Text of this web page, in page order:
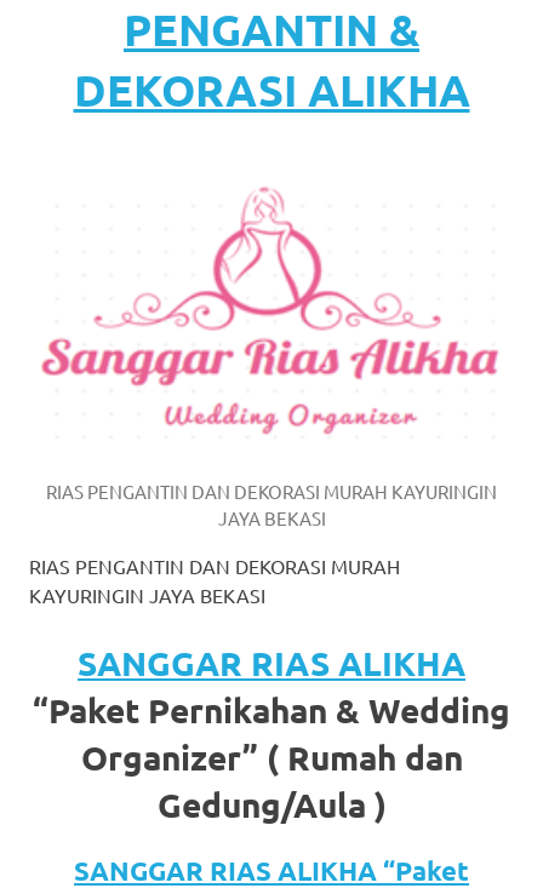
more
about
guys
https://
comment
here
watches.
favorite
replica
PENGANTIN &
DEKORASI ALIKHA
RIAS PENGANTIN DAN DEKORASI MURAH KAYURINGIN
JAYA BEKASI
RIAS PENGANTIN DAN DEKORASI MURAH
KAYURINGIN JAYA BEKASI
SANGGAR RIAS ALIKHA
“Paket Pernikahan & Wedding
Organizer” ( Rumah dan
Gedung/Aula )
SANGGAR RIAS ALIKHA “Paket